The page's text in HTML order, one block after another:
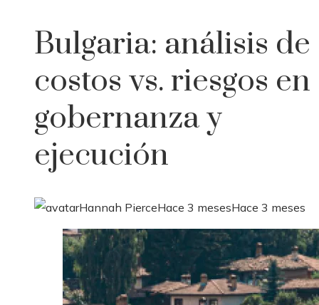
Bulgaria: análisis de
costos vs. riesgos en
gobernanza y
ejecución
Hannah PierceHace 3 mesesHace 3 meses